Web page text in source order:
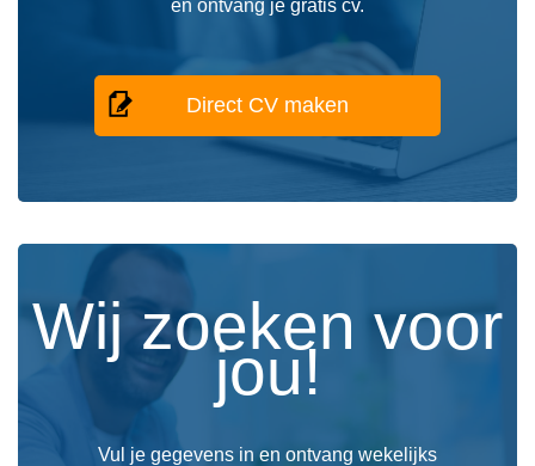
en ontvang je gratis cv.
Direct CV maken
Wij zoeken voor
jou!
Vul je gegevens in en ontvang wekelijks